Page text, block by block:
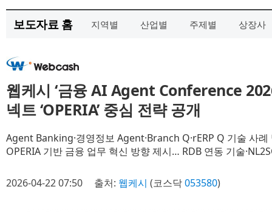
보도자료 홈 지역별 산업별 주제별 상장사
웹케시 ‘금융 AI Agent Conference
넥트 ‘OPERIA’ 중심 전략 공개
Agent Banking·경영정보 Agent·Branch Q·rERP Q 기술 사례
OPERIA 기반 금융 업무 혁신 방향 제시… RDB 연동 기술
2026-04-22 07:50 출처: 웹케시 (코스닥053580)